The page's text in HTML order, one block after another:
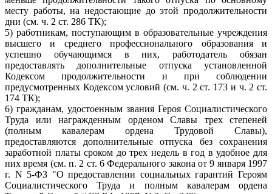
месту работы, на недостающие до этой продолжительности
дни (см. ч. 2 ст. 286 ТК);
5) работникам, поступающим в образовательные учреждения
высшего и среднего профессионального образования и
успешно обучающимся в них, работодатель обязан
предоставлять дополнительные отпуска установленной
Кодексом продолжительности и при соблюдении
предусмотренных Кодексом условий (см. ч. 2 ст. 173 и ч. 2 ст.
174 ТК);
6) гражданам, удостоенным звания Героя Социалистического
Труда или награжденным орденом Славы трех степеней
(полным кавалерам ордена Трудовой Славы),
предоставляются дополнительные отпуска без сохранения
заработной платы сроком до трех недель в год в удобное для
них время (см. п. 2 ст. 6 Федерального закона от 9 января 1997
г. N 5-ФЗ "О предоставлении социальных гарантий Героям
Социалистического Труда и полным кавалерам ордена